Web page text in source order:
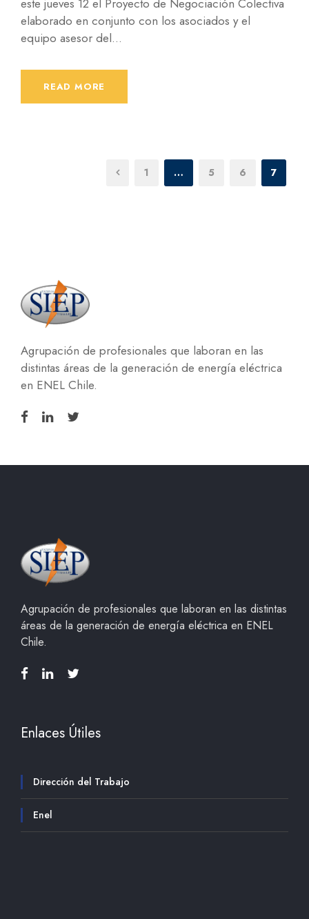
este jueves 12 el Proyecto de Negociación Colectiva
elaborado en conjunto con los asociados y el
equipo asesor del...
READ MORE
1 … 5 6 7
Agrupación de profesionales que laboran en las
distintas áreas de la generación de energía eléctrica
en ENEL Chile.
Agrupación de profesionales que laboran en las distintas
áreas de la generación de energía eléctrica en ENEL
Chile.
Enlaces Útiles
Dirección del Trabajo
Enel